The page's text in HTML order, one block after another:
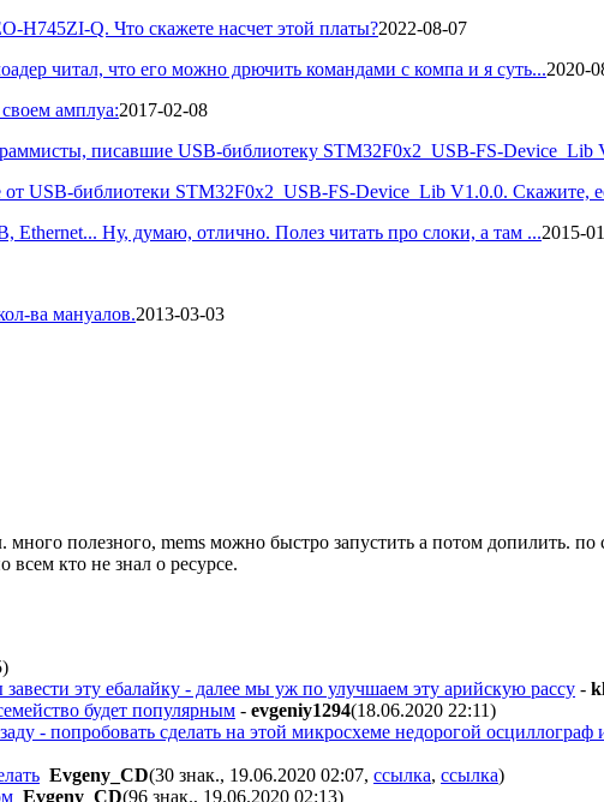
H745ZI-Q. Что скажете насчет этой платы?2022-08-07
читал, что его можно дрючить командами с компа и я суть...2020-
амплуа:2017-02-08
писавшие USB-библиотеку STM32F0x2_USB-FS-Device_Lib
USB-библиотеки STM32F0x2_USB-FS-Device_Lib V1.0.0. Скажите,
Ethernet... Ну, думаю, отлично. Полез читать про слоки, а там ...2015-
ва мануалов.2013-03-03
полезного, mems можно быстро запустить а потом допилить. по
всем кто не знал о ресурсе.
)
эту ебалайку - далее мы уж по улучшаем эту арийскую рассу -
будет популярным - evgeniy1294(18.06.2020 22:11)
- попробовать сделать на этой микросхеме недорогой
Evgeny_CD(30 знак., 19.06.2020 02:07, ссылка, ссылка)
Evgeny_CD(96 знак., 19.06.2020 02:13)